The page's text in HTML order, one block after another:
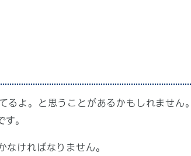
よ。と思うことがあるかもしれません。
。
なければなりません。